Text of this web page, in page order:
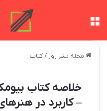
مجله نشر روز /کتاب
خلاصه کتاب
– کاربرد در